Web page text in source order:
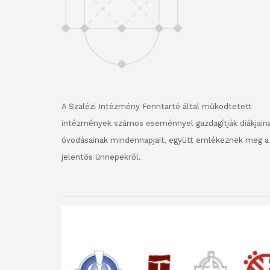
A Szalézi Intézmény Fenntartó által működtetett
intézmények számos eseménnyel gazdagítják
óvodásainak mindennapjait, együtt emlékeznek meg a
jelentős ünnepekről.